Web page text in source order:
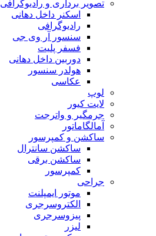
تصویر برداری و رادیوگرافی
اسکنر داخل دهانی
رادیوگرافی
سنسور آر وی جی
فسفر پلیت
دوربین داخل دهانی
هولدر سنسور
عکاسی
لوپ
لایت کیور
جرمگیر و واترجت
آمالگاماتور
ساکشن و کمپرسور
ساکشن سانترال
ساکشن برقی
کمپرسور
جراحی
موتور ایمپلنت
الکتروسرجری
پیزوسرجری
لیزر